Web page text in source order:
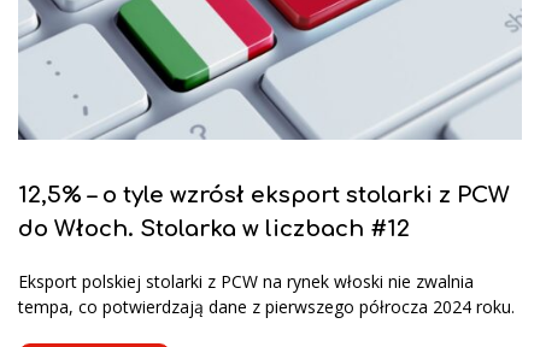
12,5% – o tyle wzrósł eksport stolarki z PCW
do Włoch. Stolarka w liczbach #12
Eksport polskiej stolarki z PCW na rynek włoski nie zwalnia
tempa, co potwierdzają dane z pierwszego półrocza 2024 roku.